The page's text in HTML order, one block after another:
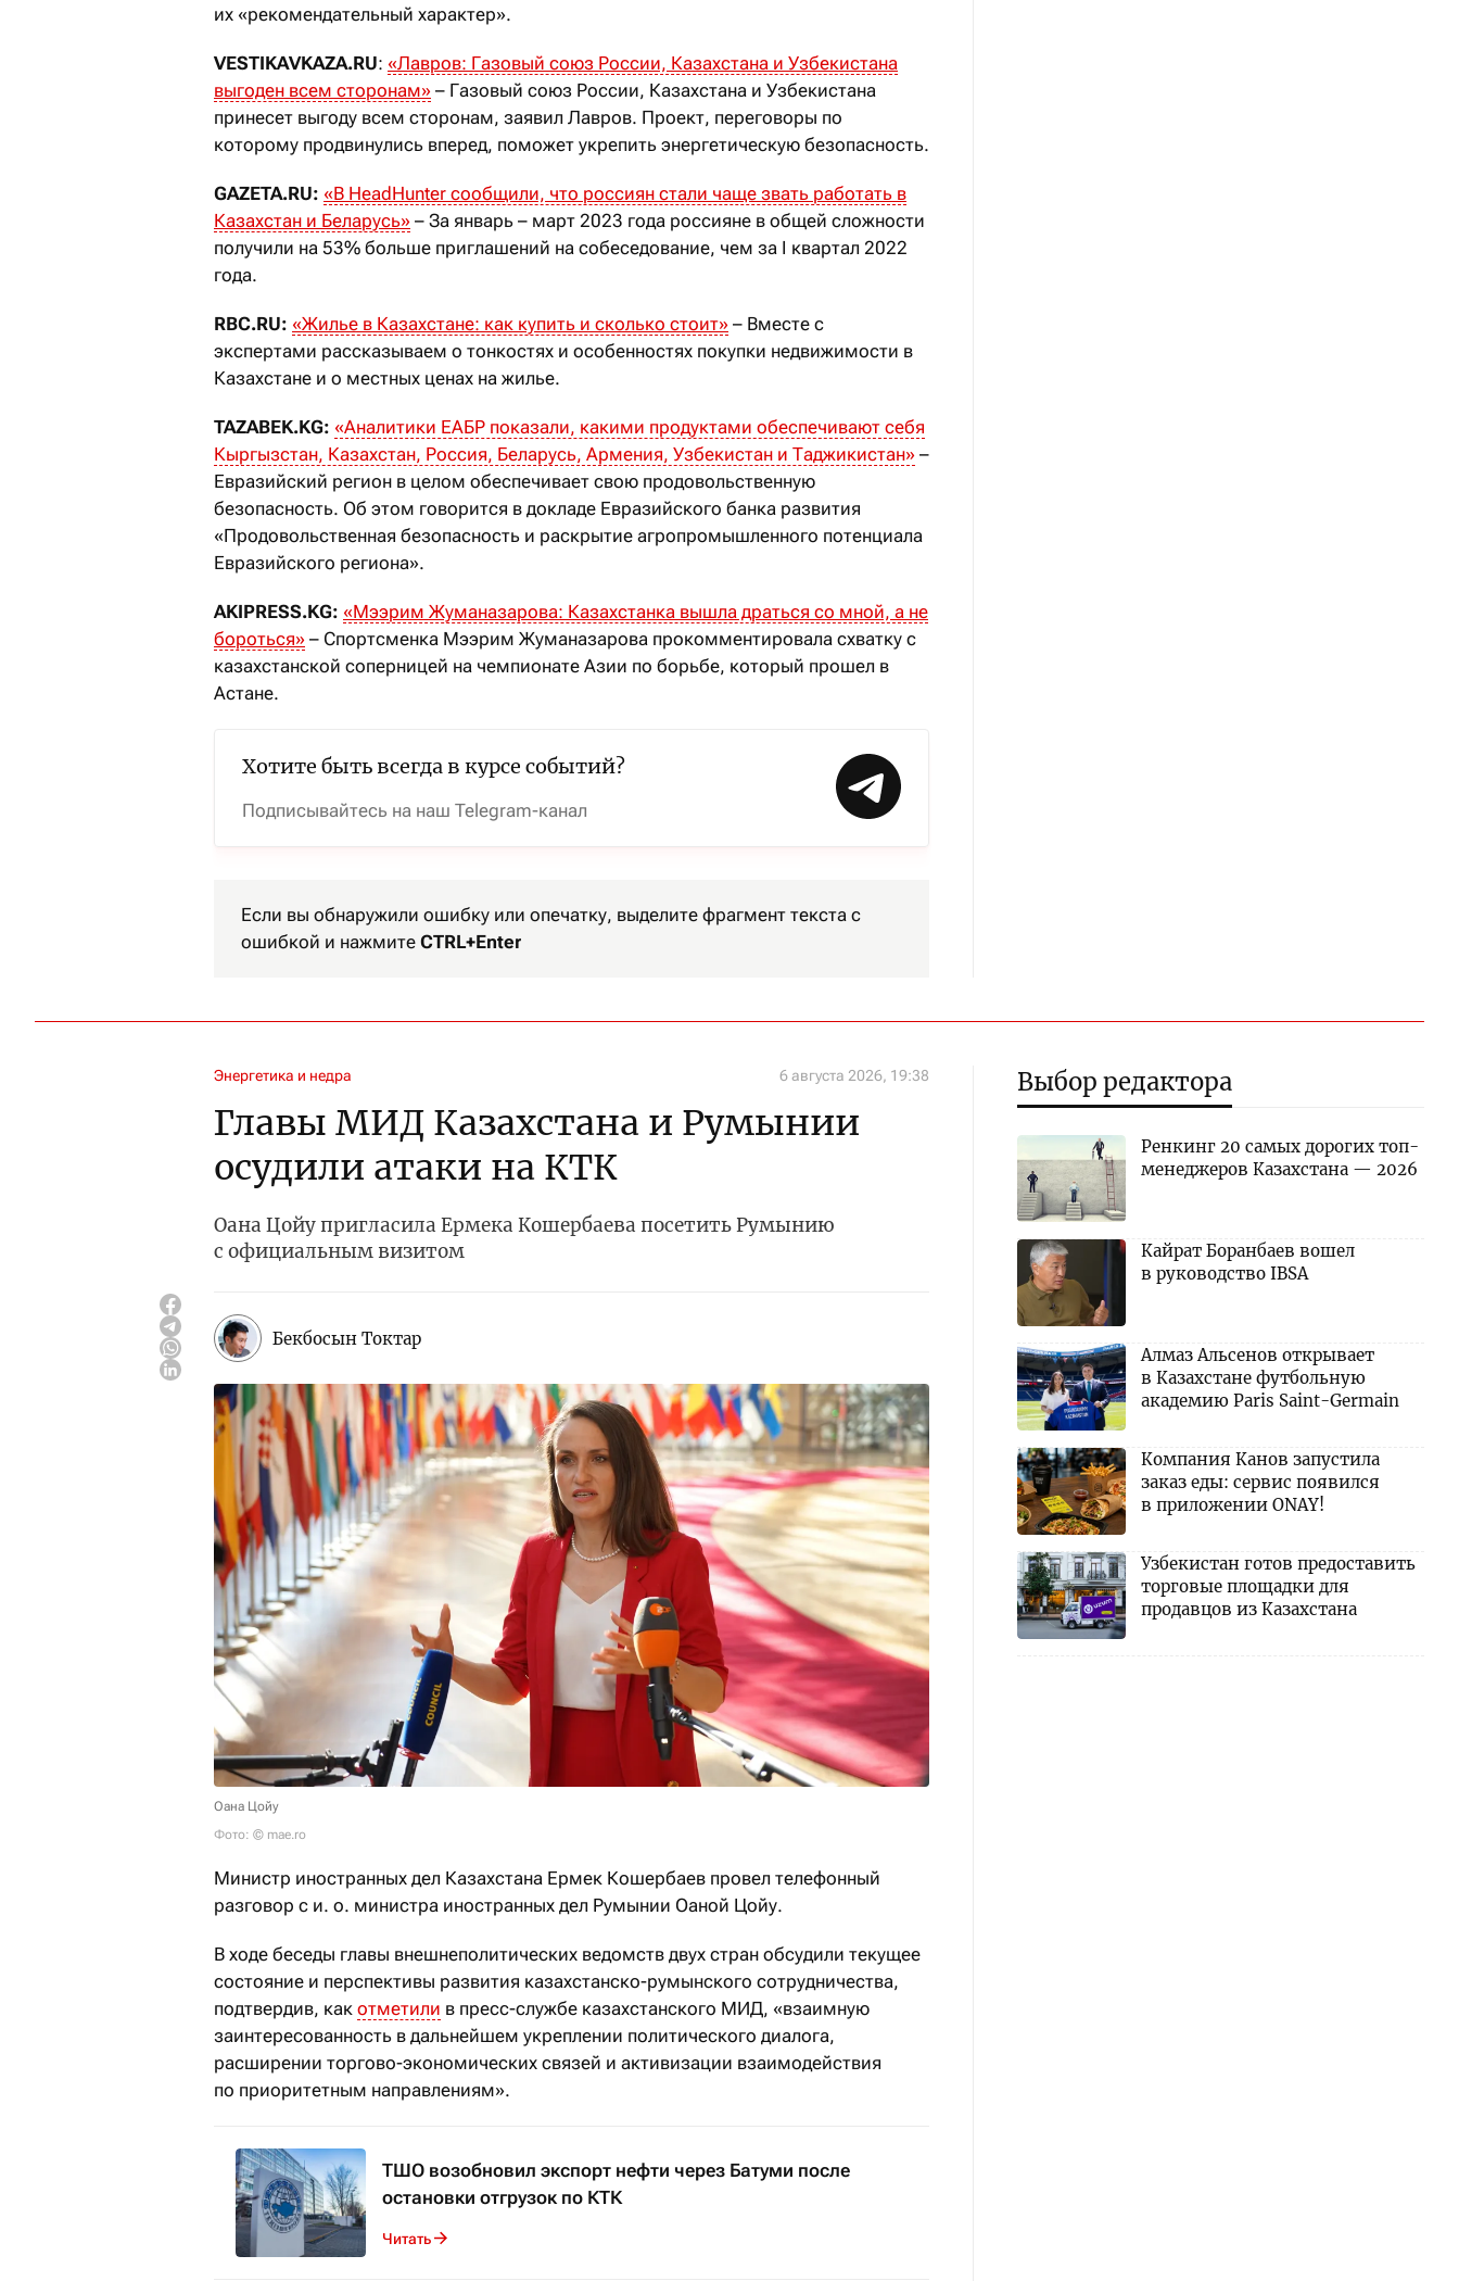
их «рекомендательный характер».
VESTIKAVKAZA.RU: «Лавров: Газовый союз России, Казахстана и Узбекистана
выгоден всем сторонам» – Газовый союз России, Казахстана и Узбекистана
принесет выгоду всем сторонам, заявил Лавров. Проект, переговоры по
которому продвинулись вперед, поможет укрепить энергетическую безопасность.
GAZETA.RU: «В HeadHunter сообщили, что россиян стали чаще звать работать в
Казахстан и Беларусь» – За январь – март 2023 года россияне в общей сложности
получили на 53% больше приглашений на собеседование, чем за I квартал 2022
года.
RBC.RU: «Жилье в Казахстане: как купить и сколько стоит» – Вместе с
экспертами рассказываем о тонкостях и особенностях покупки недвижимости в
Казахстане и о местных ценах на жилье.
TAZABEK.KG: «Аналитики ЕАБР показали, какими продуктами обеспечивают себя
Кыргызстан, Казахстан, Россия, Беларусь, Армения, Узбекистан и Таджикистан» –
Евразийский регион в целом обеспечивает свою продовольственную
безопасность. Об этом говорится в докладе Евразийского банка развития
«Продовольственная безопасность и раскрытие агропромышленного потенциала
Евразийского региона».
AKIPRESS.KG: «Мээрим Жуманазарова: Казахстанка вышла драться со мной, а не
бороться» – Спортсменка Мээрим Жуманазарова прокомментировала схватку с
казахстанской соперницей на чемпионате Азии по борьбе, который прошел в
Астане.
Хотите быть всегда в курсе событий?
Подписывайтесь на наш Telegram-канал
Если вы обнаружили ошибку или опечатку, выделите фрагмент текста с
ошибкой и нажмите CTRL+Enter
Энергетика и недра 6 августа 2026, 19:38
Главы МИД Казахстана и Румынии
осудили атаки на КТК
Оана Цойу пригласила Ермека Кошербаева посетить Румынию
с официальным визитом
Бекбосын Токтар
Оана Цойу
Фото: © mae.ro
Министр иностранных дел Казахстана Ермек Кошербаев провел телефонный
разговор с и. о. министра иностранных дел Румынии Оаной Цойу.
В ходе беседы главы внешнеполитических ведомств двух стран обсудили текущее
состояние и перспективы развития казахстанско-румынского сотрудничества,
подтвердив, как отметили в пресс-службе казахстанского МИД, «взаимную
заинтересованность в дальнейшем укреплении политического диалога,
расширении торгово-экономических связей и активизации взаимодействия
по приоритетным направлениям».
ТШО возобновил экспорт нефти через Батуми после
остановки отгрузок по КТК
Читать
Выбор редактора
Ренкинг 20 самых дорогих топ-
менеджеров Казахстана — 2026
Кайрат Боранбаев вошел
в руководство IBSA
Алмаз Альсенов открывает
в Казахстане футбольную
академию Paris Saint-Germain
Компания Канов запустила
заказ еды: сервис появился
в приложении ONAY!
Узбекистан готов предоставить
торговые площадки для
продавцов из Казахстана